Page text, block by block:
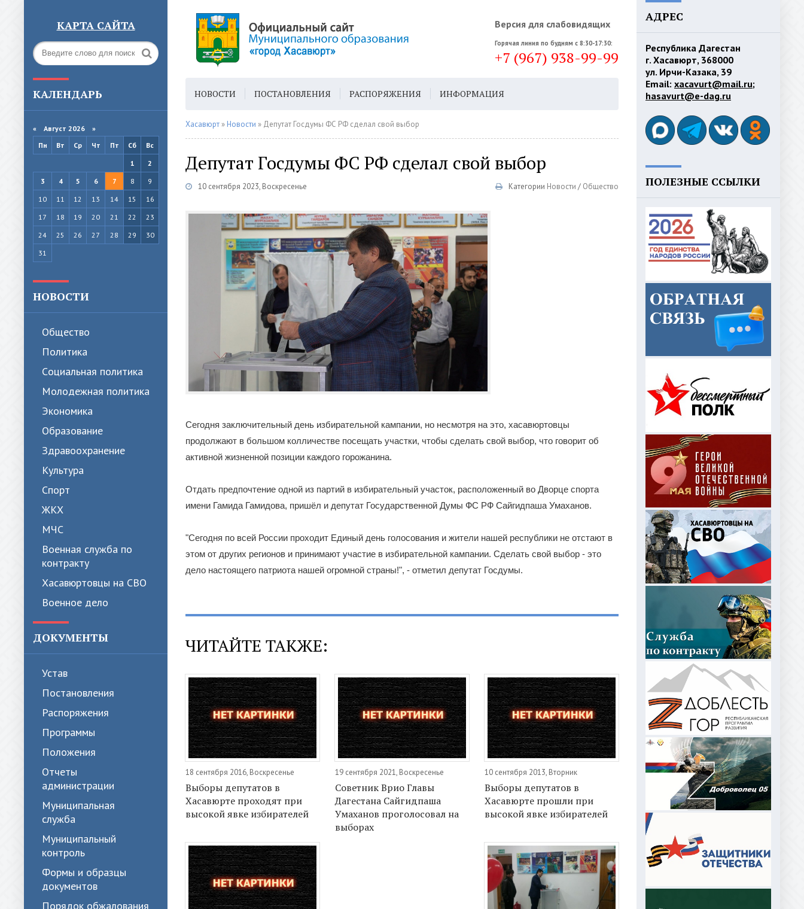
КАРТА САЙТА Версия для слабовидящих
Горячая линия по будням с 8:30-17:30:
+7 (967) 938-99-99
КАЛЕНДАРЬ
« Август 2026 »
Пн
Вт Ср Чт Пт Сб
Вс
1
2
3
4 5 6 7 8
9
10
11 12 13 14 15
16
17
18 19 20 21 22
23
24
25 26 27 28 29
30
31
НОВОСТИ
Общество
Политика
Cоциальная политика
Молодежная политика
Экономика
Образование
Здравоохранение
Культура
Спорт
ЖКХ
МЧС
Военная служба по
контракту
Хасавюртовцы на СВО
Военное дело
ДОКУМЕНТЫ
Устав
Постановления
Распоряжения
Программы
Положения
Отчеты
администрации
Муниципальная
служба
Муниципальный
контроль
Формы и образцы
документов
Порядок обжалования
НОВОСТИ ПОСТАНОВЛЕНИЯ РАСПОРЯЖЕНИЯ ИНФОРМАЦИЯ
ГОРОДСКАЯ СРЕДА ГЕН. ПЛАН
Хасавюрт » Новости » Депутат Госдумы ФС РФ сделал свой выбор
Депутат Госдумы ФС РФ сделал свой выбор
10 сентября 2023, Воскресенье Категории Новости / Общество
Сегодня заключительный день избирательной кампании, но несмотря на это, хасавюртовцы
продолжают в большом колличестве посещать участки, чтобы сделать свой выбор, что говорит об
активной жизненной позиции каждого горожанина.
Отдать предпочтение одной из партий в избирательный участок, расположенный во Дворце спорта
имени Гамида Гамидова, пришёл и депутат Государственной Думы ФС РФ Сайгидпаша Умаханов.
"Сегодня по всей России проходит Единый день голосования и жители нашей республики не отстают в
этом от других регионов и принимают участие в избирательной кампании. Сделать свой выбор - это
дело настоящего патриота нашей огромной страны!", - отметил депутат Госдумы.
ЧИТАЙТЕ ТАКЖЕ:
18 сентября 2016, Воскресенье
Выборы депутатов в
Хасавюрте проходят при
высокой явке избирателей
19 сентября 2021, Воскресенье
Советник Врио Главы
Дагестана Сайгидпаша
Умаханов проголосовал на
выборах
10 сентября 2013, Вторник
Выборы депутатов в
Хасавюрте прошли при
высокой явке избирателей
АДРЕС
Республика Дагестан
г. Хасавюрт, 368000
ул. Ирчи-Казака, 39
Email: xacavurt@mail.ru;
hasavurt@e-dag.ru
ПОЛЕЗНЫЕ ССЫЛКИ